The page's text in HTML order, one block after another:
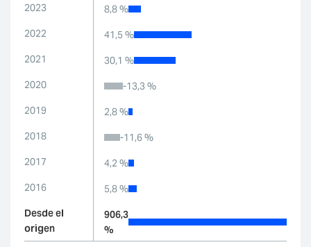
2023
8,8 %
2022
41,5 %
2021
30,1 %
2020
-13,3 %
2019
2,8 %
2018
-11,6 %
2017
4,2 %
2016
5,8 %
Desde el
origen
906,3
%